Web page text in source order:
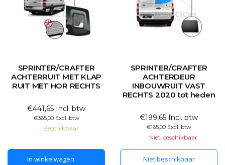
SPRINTER/CRAFTER
ACHTERRUIT MET KLAP
RUIT MET HOR RECHTS
€441,65 Incl. btw
€365,00 Excl. btw
Beschikbaar
In winkelwagen
SPRINTER/CRAFTER
ACHTERDEUR
INBOUWRUIT VAST
RECHTS 2020 tot heden
€199,65 Incl. btw
€165,00 Excl. btw
Niet beschikbaar
Niet beschikbaar